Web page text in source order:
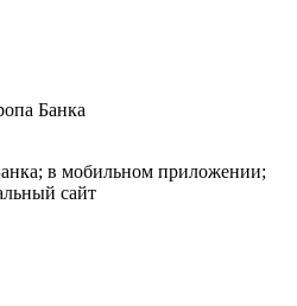
Банка
в мобильном приложении;
сайт